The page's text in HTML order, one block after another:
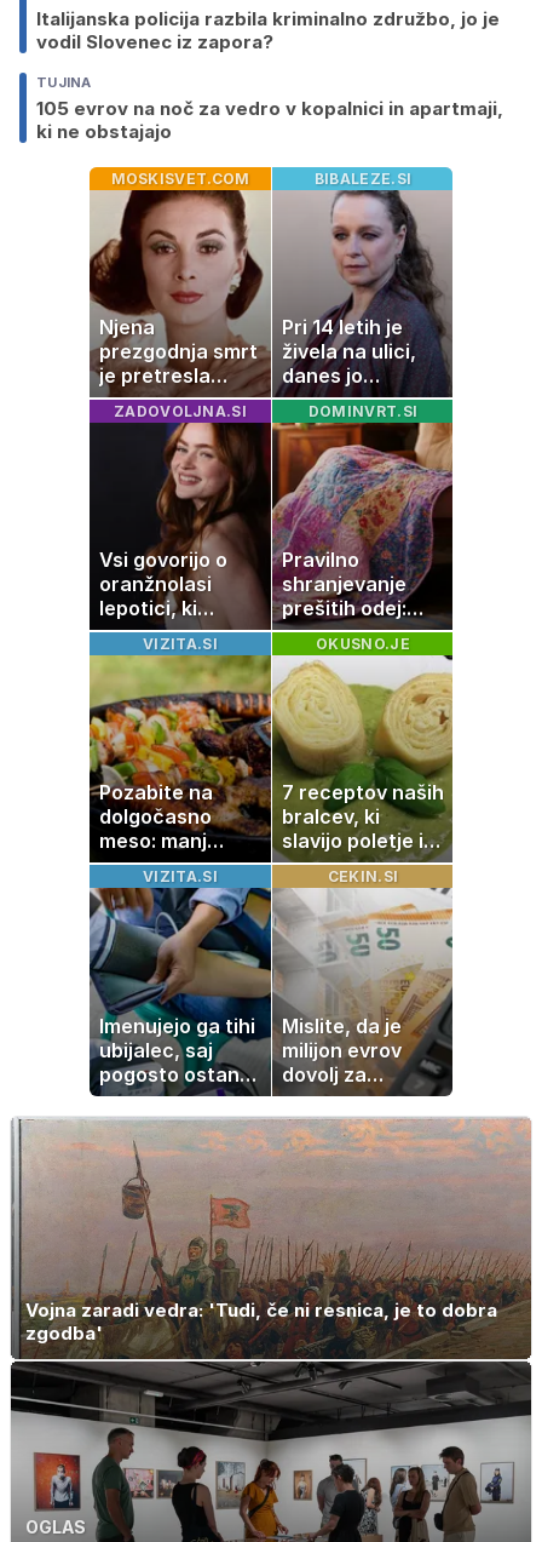
Italijanska policija razbila kriminalno združbo, jo je
vodil Slovenec iz zapora?
TUJINA
105 evrov na noč za vedro v kopalnici in apartmaji,
ki ne obstajajo
MOSKISVET.COM
Njena
prezgodnja smrt
je pretresla
modni svet: za
slavo se je
skrivala
tragedija
BIBALEZE.SI
Pri 14 letih je
živela na ulici,
danes jo
občuduje ves
svet
ZADOVOLJNA.SI
Vsi govorijo o
oranžnolasi
lepotici, ki
navdušuje s
skrivnostno
DOMINVRT.SI
Pravilno
shranjevanje
prešitih odej:
Kako ohraniti
družinsko
dediščino
VIZITA.SI
Pozabite na
dolgočasno
meso: manj
maščobe, več
svežine
OKUSNO.JE
7 receptov naših
bralcev, ki
slavijo poletje in
tradicijo
VIZITA.SI
Imenujejo ga tihi
ubijalec, saj
pogosto ostane
neopažen:
nenavadni
simptomi
visokega
holesterola
CEKIN.SI
Mislite, da je
milijon evrov
dovolj za
sanjsko
stanovanje? Te
številke so
Vojna zaradi vedra: 'Tudi, če ni resnica, je to dobra
zgodba'
OGLAS